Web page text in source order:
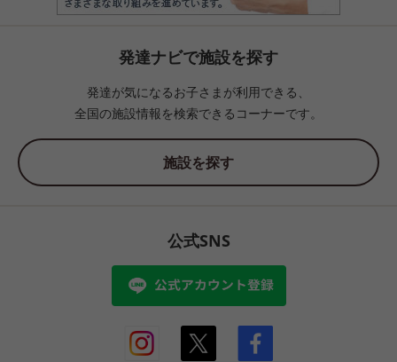
発達ナビで施設を探す
発達が気になるお子さまが利用できる、
全国の施設情報を検索できるコーナーです。
施設を探す
公式SNS